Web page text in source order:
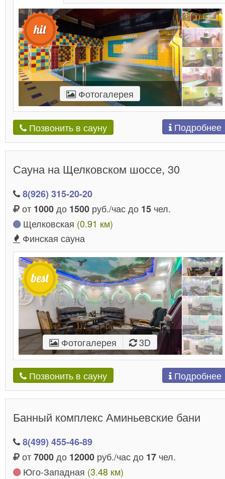
Фотогалерея
Позвонить в сауну Подробнее
Сауна на Щелковском шоссе, 30
8(926) 315-20-20
от 1000до 1500 руб./час до 15 чел.
Щелковская (0.91 км)
Финская сауна
Фотогалерея 3D
Позвонить в сауну Подробнее
Банный комплекс Аминьевские бани
8(499) 455-46-89
от7000до 12000 руб./час до 17 чел.
Юго-Западная (3.48 км)